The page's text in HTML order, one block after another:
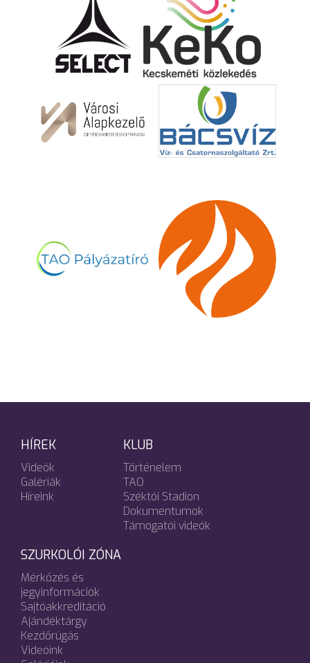
HÍREK
Videók
Galériák
Híreink
KLUB
Történelem
TAO
Széktói Stadion
Dokumentumok
Támogatói videók
SZURKOLÓI ZÓNA
Mérkőzés és
jegyinformációk
Sajtóakkreditáció
Ajándéktárgy
Kezdőrúgás
Videóink